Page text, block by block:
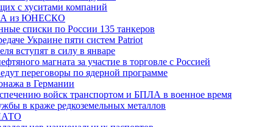
с хуситами компаний
из ЮНЕСКО
списки по России 135 танкеров
Украине пяти систем Patriot
вступят в силу в январе
магната за участие в торговле с Россией
переговоры по ядерной программе
в Германии
войск транспортом и БПЛА в военное время
в краже редкоземельных металлов